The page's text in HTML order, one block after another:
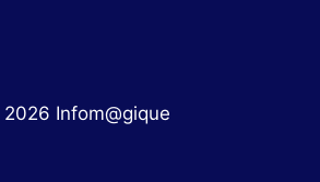
Infom@gique